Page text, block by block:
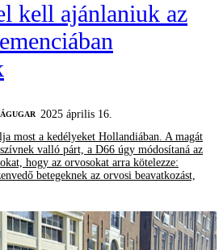
kell ajánlaniuk az
2025 április 16.
most a kedélyeket Hollandiában. A magát
valló párt, a D66 úgy módosítaná az
hogy az orvosokat arra kötelezze:
betegeknek az orvosi beavatkozást,